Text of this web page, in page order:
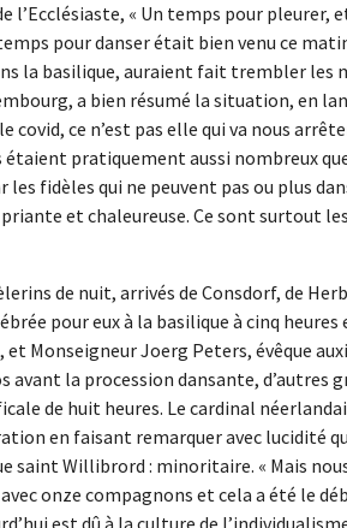
l’Ecclésiaste, « Un temps pour pleurer,
pour danser était bien venu ce
la basilique, auraient fait trembler les
a bien résumé la situation, en
covid, ce n’est pas elle qui va nous
pratiquement aussi nombreux
fidèles qui ne peuvent pas ou plus
et chaleureuse. Ce sont surtout
de nuit, arrivés de Consdorf, de
pour eux à la basilique à cinq
Monseigneur Joerg Peters, évêque
avant la procession dansante, d’autres
de huit heures. Le cardinal
en faisant remarquer avec lucidité
saint Willibrord : minoritaire. « Mais
onze compagnons et cela a été le